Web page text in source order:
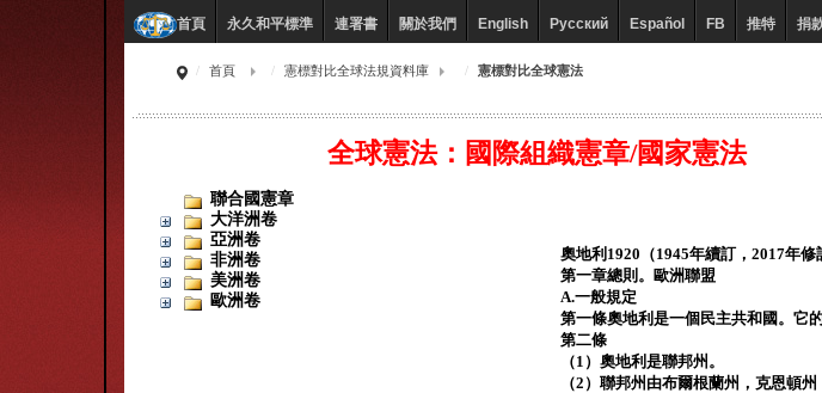
首頁 永久和平標準 連署書 關於我們 English Русский Español FB 推特 捐
首頁 憲標對比全球法規資料庫 憲標對比全球憲法
全球憲法：國際組織憲章/國家憲法
聯合國憲章
大洋洲卷
亞洲卷
非洲卷
美洲卷
歐洲卷
奧地利1920（1945年續訂，2017年修
第一章總則。歐洲聯盟
A.一般規定
第一條奧地利是一個民主共和國。它
第二條
（1）奧地利是聯邦州。
（2）聯邦州由布爾根蘭州，克恩頓